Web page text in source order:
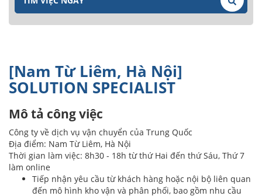
[Nam Từ Liêm, Hà Nội]
SOLUTION SPECIALIST
Mô tả công việc
Công ty về dịch vụ vận chuyển của Trung Quốc
Địa điểm: Nam Từ Liêm, Hà Nội
Thời gian làm việc: 8h30 - 18h từ thứ Hai đến thứ Sáu, Thứ 7
làm online
Tiếp nhận yêu cầu từ khách hàng hoặc nội bộ liên quan
đến mô hình kho vận và phân phối, bao gồm nhu cầu